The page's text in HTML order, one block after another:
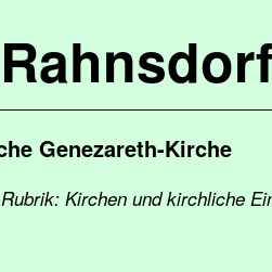
Genezareth-Kirche
Kirchen und kirchliche